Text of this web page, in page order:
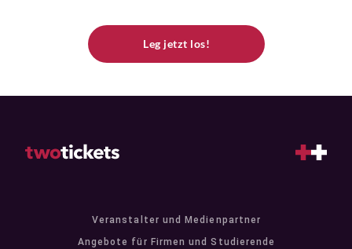
Leg jetzt los!
Veranstalter und Medienpartner
Angebote für Firmen und Studierende